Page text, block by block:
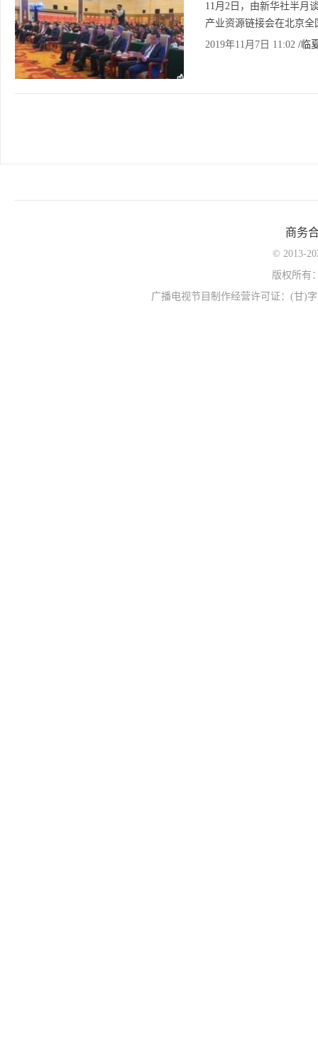
11月2日，由新华社半月
产业资源链接会在北京
2019年11月7日 11:02 /临
商务
© 2013-
版权所有
广播电视节目制作经营许可证：(甘)